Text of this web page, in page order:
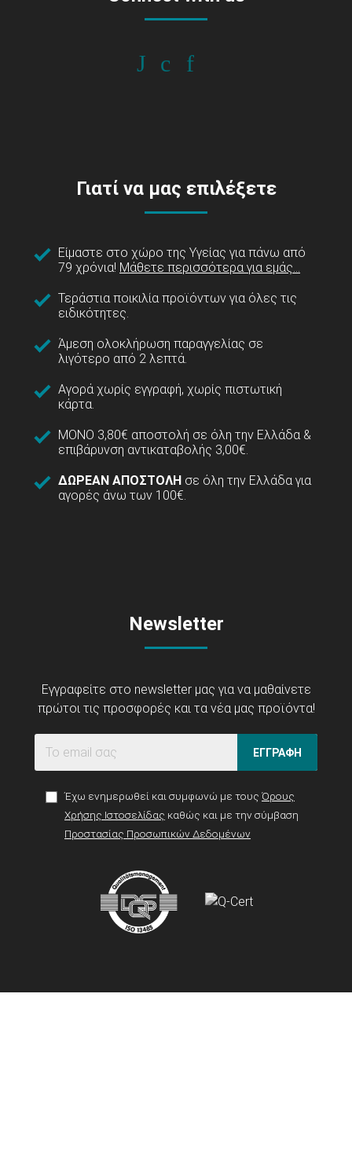
Γιατί να μας επιλέξετε
Είμαστε στο χώρο της Υγείας για πάνω από
79 χρόνια! Μάθετε περισσότερα για εμάς...
Τεράστια ποικιλία προϊόντων για όλες τις
ειδικότητες.
Άμεση ολοκλήρωση παραγγελίας σε
λιγότερο από 2 λεπτά.
Αγορά χωρίς εγγραφή, χωρίς πιστωτική
κάρτα.
ΜΟΝΟ 3,80€ αποστολή σε όλη την Ελλάδα &
επιβάρυνση αντικαταβολής 3,00€.
ΔΩΡΕΑΝ ΑΠΟΣΤΟΛΗ σε όλη την Ελλάδα για
αγορές άνω των 100€.
Newsletter
Εγγραφείτε στο newsletter μας για να μαθαίνετε
πρώτοι τις προσφορές και τα νέα μας προϊόντα!
ΕΓΓΡΑΦΗ
Έχω ενημερωθεί και συμφωνώ με τους Όρους
Χρήσης Ιστοσελίδας καθώς και με την σύμβαση
Προστασίας Προσωπικών Δεδομένων